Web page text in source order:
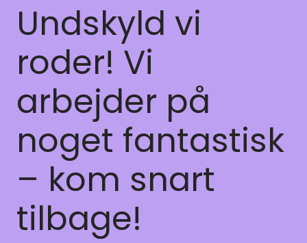
Undskyld vi
roder! Vi
arbejder på
noget fantastisk
– kom snart
tilbage!